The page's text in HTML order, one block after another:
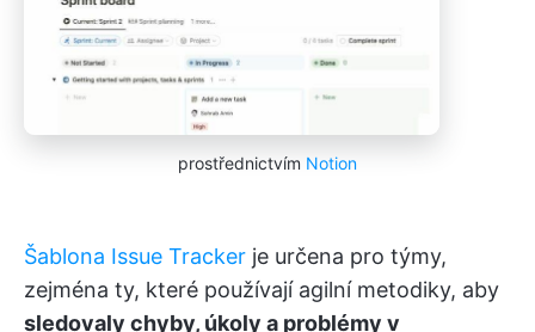
prostřednictvím Notion
Šablona Issue Tracker je určena pro týmy,
zejména ty, které používají agilní metodiky, aby
sledovaly chyby, úkoly a problémy v